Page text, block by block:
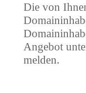
Die von
Angebot
melden.